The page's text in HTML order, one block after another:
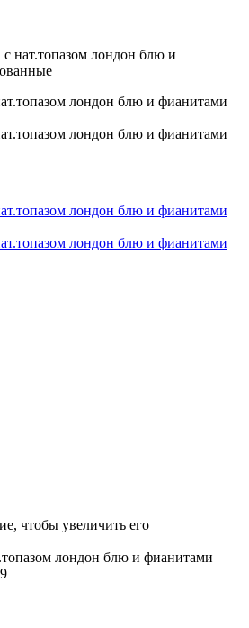
с нат.топазом лондон блю и
чтобы увеличить его
лондон блю и фианитами